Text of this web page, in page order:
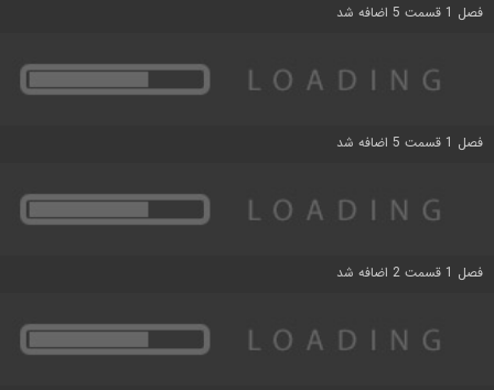
فصل 1 قسمت 5 اضافه شد
فصل 1 قسمت 5 اضافه شد
فصل 1 قسمت 2 اضافه شد